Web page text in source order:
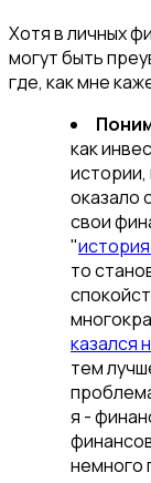
Хотя в личных
могут быть
где, как мне
как
истории,
оказало
свои
"
то
казался
тем
я -
немного